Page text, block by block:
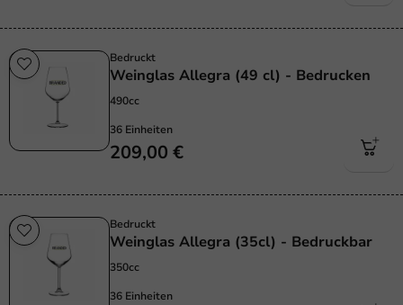
Bedruckt
Weinglas Allegra (49 cl) - Bedrucken
490cc
36 Einheiten
209,00 €
Bedruckt
Weinglas Allegra (35cl) - Bedruckbar
350cc
36 Einheiten